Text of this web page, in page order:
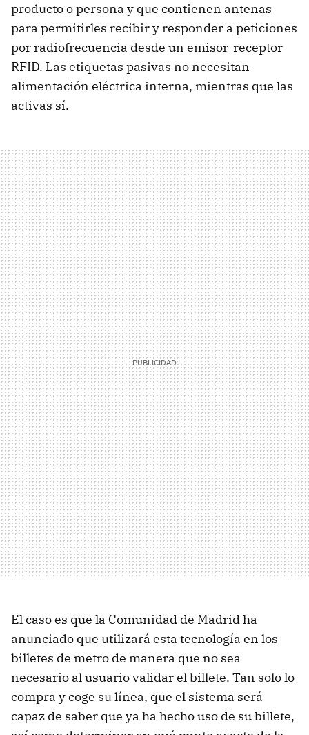
producto o persona y que contienen antenas
para permitirles recibir y responder a peticiones
por radiofrecuencia desde un emisor-receptor
RFID. Las etiquetas pasivas no necesitan
alimentación eléctrica interna, mientras que las
activas sí.
El caso es que la Comunidad de Madrid ha
anunciado que utilizará esta tecnología en los
billetes de metro de manera que no sea
necesario al usuario validar el billete. Tan solo lo
compra y coge su línea, que el sistema será
capaz de saber que ya ha hecho uso de su billete,